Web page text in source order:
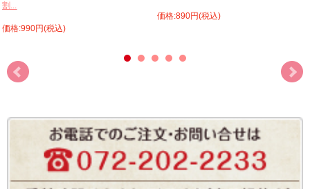
割...
価格:990円(税込)
価格:890円(税込)